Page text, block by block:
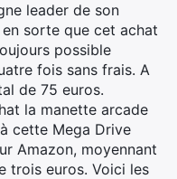
leader de son
sorte que cet achat
possible
fois sans frais. A
de 75 euros.
la manette arcade
cette Mega Drive
Amazon, moyennant
trois euros. Voici les